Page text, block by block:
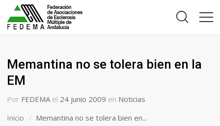
Memantina no se tolera bien en la
EM
Por FEDEMA el 24 junio 2009 en Noticias
Inicio
Memantina no se tolera bien en...